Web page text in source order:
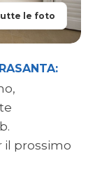
le foto
il prossimo